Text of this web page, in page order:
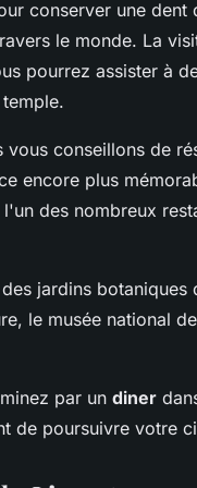
conserver une dent
le monde. La
pourrez assister à
vous conseillons de
encore plus
des nombreux
des jardins botaniques
le musée national
par un diner
de poursuivre votre